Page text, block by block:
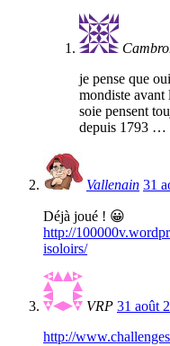
je pense que
mondiste avant
soie pensent
depuis 1793 …
Vallenain 31
Déjà joué ! 😀
http://
isoloirs/
VRP 31 août
http://